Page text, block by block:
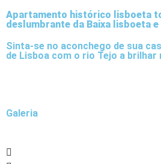
Apartamento histórico lisboeta
deslumbrante da Baixa lisboeta e
Sinta-se no aconchego de sua
de Lisboa com o rio Tejo a brilhar
Galeria